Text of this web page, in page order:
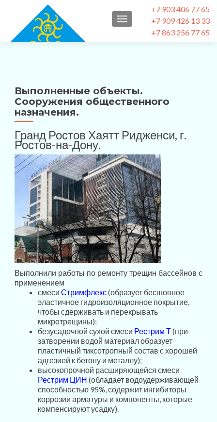
+7 903 406 77 65
+7 909 426 13 33
+7 863 256 77 65
ПОКАЗАТЬ/СКРЫТЬ
Выполненные объекты.
Сооружения общественного
назначения.
Гранд Ростов Хаятт Ридженси, г.
Ростов-на-Дону.
Выполнили работы по ремонту трещин бассейнов с
применением
смеси Стримфлекс(образует бесшовное
эластичное гидроизоляционное покрытие,
чтобы сдерживать и перекрывать
микротрещины);
безусадочной сухой смеси Рестрим Т(при
затворении водой материал образует
пластичный тиксотропный состав с хорошей
адгезией к бетону и металлу);
высокопрочной расширяющейся смеси
Рестрим ЦИН (обладает водоудерживающей
способностью 95%, содержит ингибиторы
коррозии арматуры и компоненты, которые
компенсируют усадку).